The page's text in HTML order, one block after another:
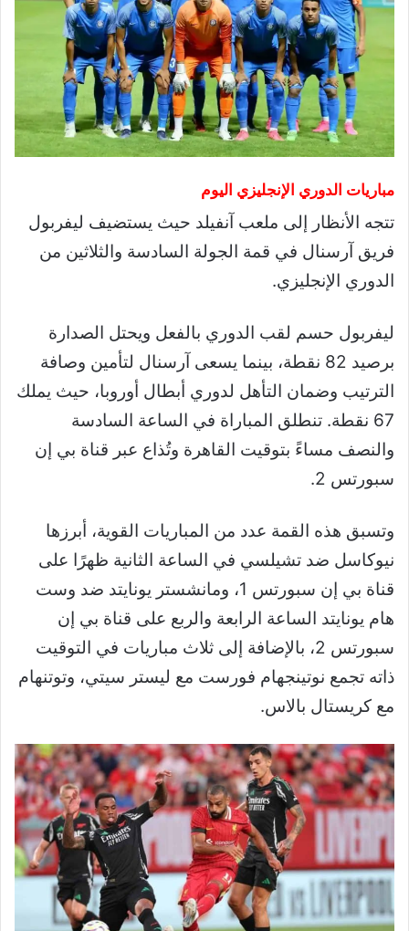
مباريات الدوري الإنجليزي اليوم
تتجه الأنظار إلى ملعب آنفيلد حيث يستضيف ليفربول
فريق آرسنال في قمة الجولة السادسة والثلاثين من
الدوري الإنجليزي.
ليفربول حسم لقب الدوري بالفعل ويحتل الصدارة
برصيد 82 نقطة، بينما يسعى آرسنال لتأمين وصافة
الترتيب وضمان التأهل لدوري أبطال أوروبا، حيث يملك
67 نقطة. تنطلق المباراة في الساعة السادسة
والنصف مساءً بتوقيت القاهرة وتُذاع عبر قناة بي إن
سبورتس 2.
وتسبق هذه القمة عدد من المباريات القوية، أبرزها
نيوكاسل ضد تشيلسي في الساعة الثانية ظهرًا على
قناة بي إن سبورتس 1، ومانشستر يونايتد ضد وست
هام يونايتد الساعة الرابعة والربع على قناة بي إن
سبورتس 2، بالإضافة إلى ثلاث مباريات في التوقيت
ذاته تجمع نوتينجهام فورست مع ليستر سيتي، وتوتنهام
مع كريستال بالاس.